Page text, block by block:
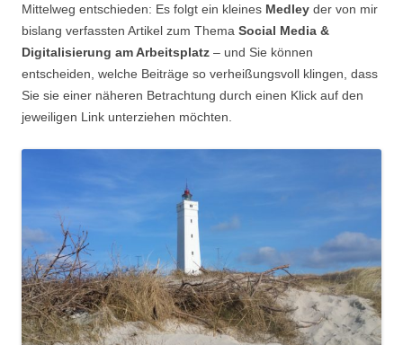
Mittelweg entschieden: Es folgt ein kleines Medley der von mir
bislang verfassten Artikel zum Thema Social Media &
Digitalisierung am Arbeitsplatz – und Sie können
entscheiden, welche Beiträge so verheißungsvoll klingen, dass
Sie sie einer näheren Betrachtung durch einen Klick auf den
jeweiligen Link unterziehen möchten.